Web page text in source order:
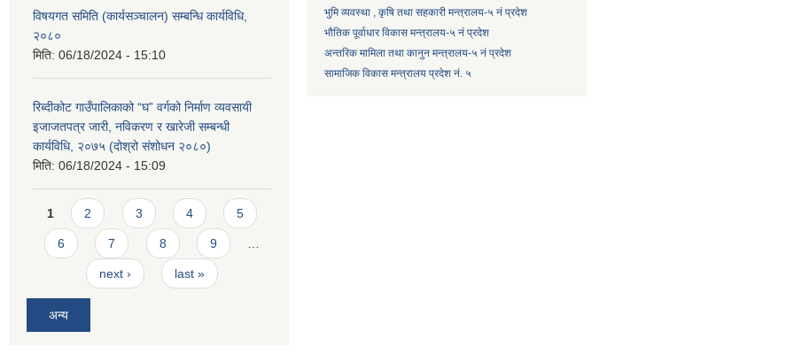
विषयगत समिति (कार्यसञ्चालन) सम्बन्धि कार्यविधि,
२०८०
मिति: 06/18/2024 - 15:10
रिब्दीकोट गाउँपालिकाको “घ” वर्गको निर्माण व्यवसायी
इजाजतपत्र जारी, नविकरण र खारेजी सम्बन्धी
कार्यविधि, २०७५ (दोश्रो संशोधन २०८०)
मिति: 06/18/2024 - 15:09
Pages
1 2 3 4 5
6 7 8 9
next › last »
अन्य
भुमि व्यवस्था , कृषि तथा सहकारी मन्त्रालय-५ नं प्रदेश
भौतिक पूर्वाधार विकास मन्त्रालय-५ नं प्रदेश
अन्तरिक मामिला तथा कानुन मन्त्रालय-५ नं प्रदेश
सामाजिक विकास मन्त्रालय प्रदेश नं. ५